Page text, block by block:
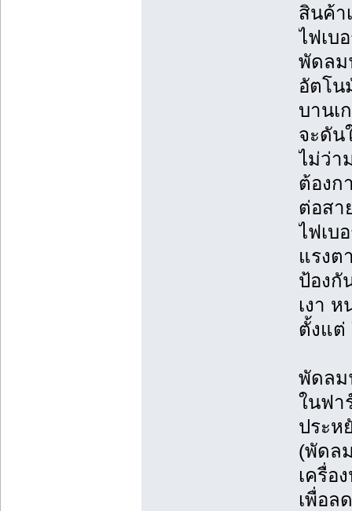
สินค้า
ไฟเบ
พัดลม
อัตโน
บานเ
จะดัน
ไม่ว่า
ต้องก
ต่อสา
ไฟเบ
แรงต
ป้องกั
เงา
ตั้งแต่
พัดลม
ในฟา
ประห
(พัดล
เครื่อ
เพื่อล